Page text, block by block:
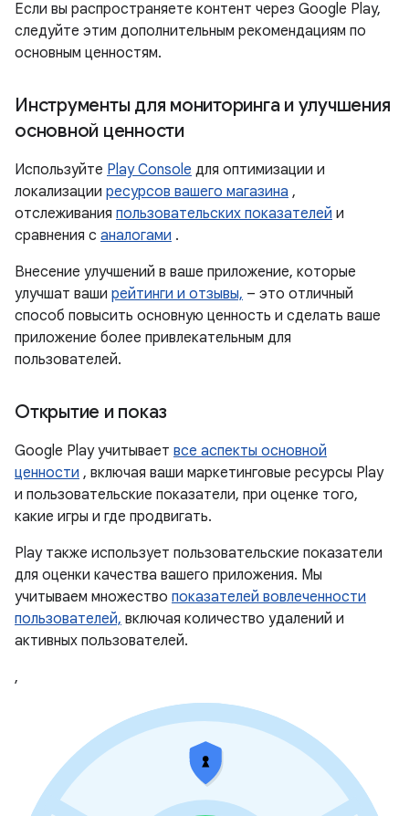
Если вы распространяете контент через Google Play,
следуйте этим дополнительным рекомендациям по
основным ценностям.
Инструменты для мониторинга и улучшения
основной ценности
Используйте Play Console для оптимизации и
локализации ресурсов вашего магазина ,
отслеживания пользовательских показателей и
сравнения с аналогами .
Внесение улучшений в ваше приложение, которые
улучшат ваши рейтинги и отзывы, – это отличный
способ повысить основную ценность и сделать ваше
приложение более привлекательным для
пользователей.
Открытие и показ
Google Play учитывает все аспекты основной
ценности , включая ваши маркетинговые ресурсы Play
и пользовательские показатели, при оценке того,
какие игры и где продвигать.
Play также использует пользовательские показатели
для оценки качества вашего приложения. Мы
учитываем множество показателей вовлеченности
пользователей, включая количество удалений и
активных пользователей.
,